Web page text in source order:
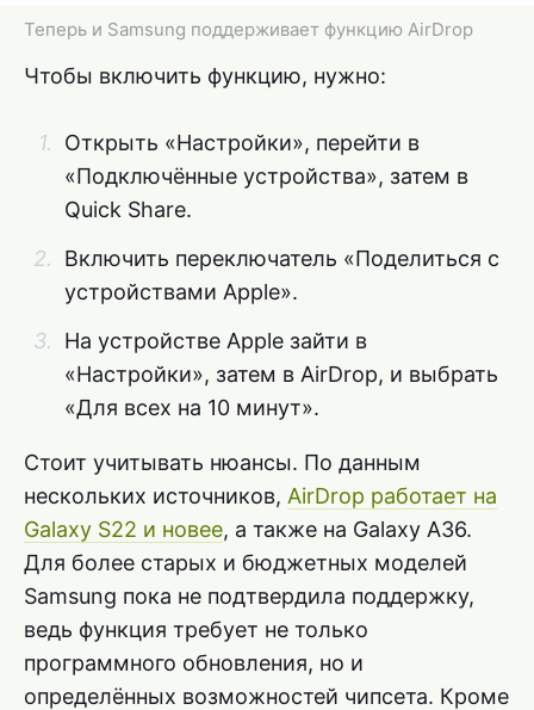
Теперь и Samsung поддерживает функцию AirDrop
Чтобы включить функцию, нужно:
Открыть «Настройки», перейти в
«Подключённые устройства», затем в
Quick Share.
Включить переключатель «Поделиться с
устройствами Apple».
На устройстве Apple зайти в
«Настройки», затем в AirDrop, и выбрать
«Для всех на 10 минут».
Стоит учитывать нюансы. По данным
нескольких источников, AirDrop работает на
Galaxy S22 и новее, а также на Galaxy A36.
Для более старых и бюджетных моделей
Samsung пока не подтвердила поддержку,
ведь функция требует не только
программного обновления, но и
определённых возможностей чипсета. Кроме